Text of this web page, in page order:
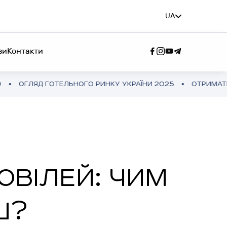
UA
Контакти
ГОТЕЛЬНОГО РИНКУ УКРАЇНИ 2025 ОТРИМАТИ ПОВНУ
ЧИМ